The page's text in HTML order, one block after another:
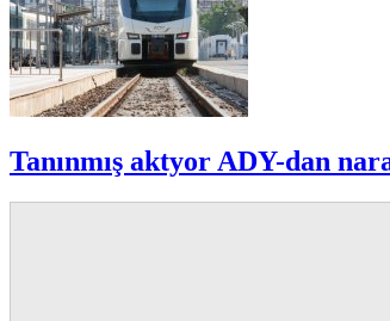
Tanınmış aktyor ADY-dan